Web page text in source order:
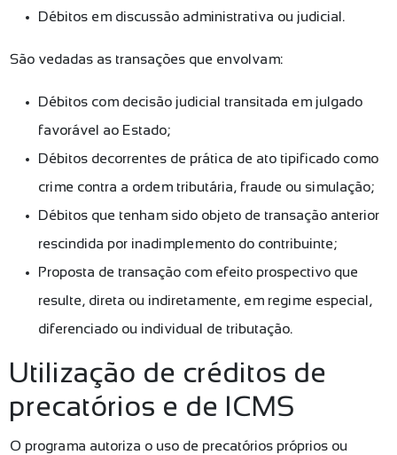
Débitos em discussão administrativa ou judicial.
São vedadas as transações que envolvam:
Débitos com decisão judicial transitada em julgado
favorável ao Estado;
Débitos decorrentes de prática de ato tipificado como
crime contra a ordem tributária, fraude ou simulação;
Débitos que tenham sido objeto de transação anterior
rescindida por inadimplemento do contribuinte;
Proposta de transação com efeito prospectivo que
resulte, direta ou indiretamente, em regime especial,
diferenciado ou individual de tributação.
Utilização de créditos de
precatórios e de ICMS
O programa autoriza o uso de precatórios próprios ou